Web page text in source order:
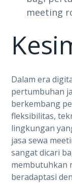
meeting
Dalam era
pertumbuhan
berkembang
fleksibilitas,
lingkungan
jasa sewa
sangat dicari
membutuhkan
beradaptasi